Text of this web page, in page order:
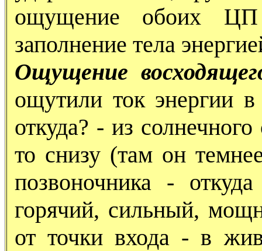
ощущение обоих ЦП
заполнение тела
Ощущение
ощутили ток энергии
откуда? - из
то снизу (там он
позвоночника -
горячий, сильный,
от точки входа - в